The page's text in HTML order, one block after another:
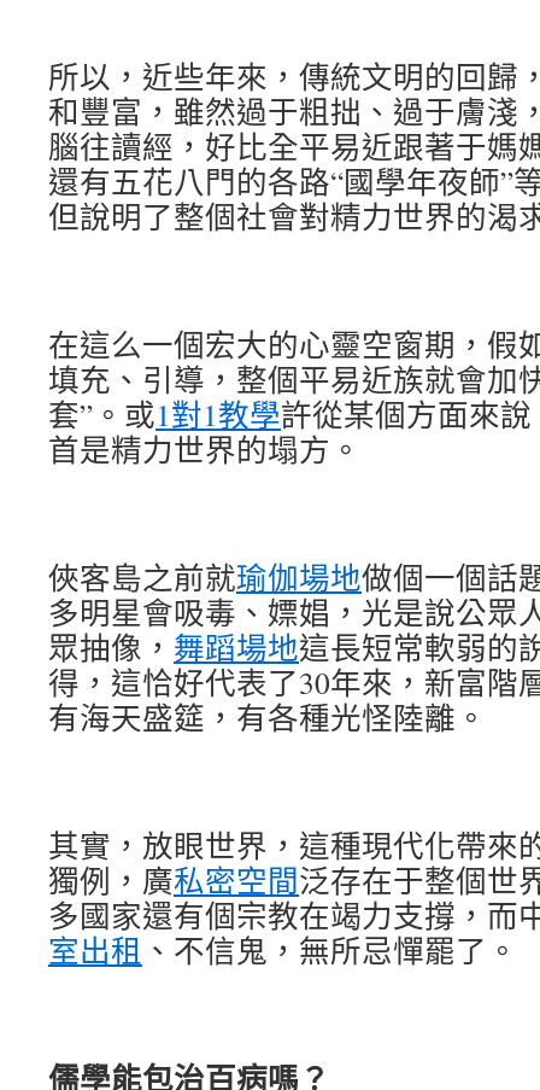
所以，近些年來，傳統文明的回歸
和豐富，雖然過于粗拙、過于膚淺
腦往讀經，好比全平易近跟著于媽
還有五花八門的各路“國學年夜師”
但說明了整個社會對精力世界的渴
在這么一個宏大的心靈空窗期，假
填充、引導，整個平易近族就會加
套”。或1對1教學許從某個方面來
首是精力世界的塌方。
俠客島之前就瑜伽場地做個一個話
多明星會吸毒、嫖娼，光是說公眾
眾抽像， 舞蹈場地這長短常軟弱的
得，這恰好代表了30年來，新富階
有海天盛筵，有各種光怪陸離。
其實，放眼世界，這種現代化帶來
獨例，廣私密空間泛存在于整個世
多國家還有個宗教在竭力支撐，而
室出租 、不信鬼，無所忌憚罷了。
儒學能包治百病嗎？